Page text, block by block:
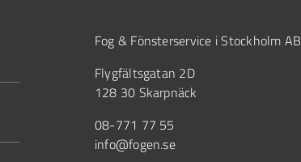
Fog & Fönsterservice i Stockholm AB
Flygfältsgatan 2D
128 30 Skarpnäck
08-771 77 55
info@fogen.se